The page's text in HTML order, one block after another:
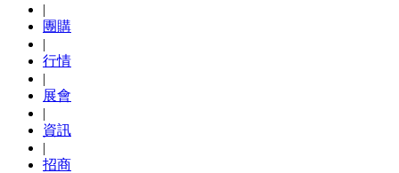
|
團購
|
行情
|
展會
|
資訊
|
招商